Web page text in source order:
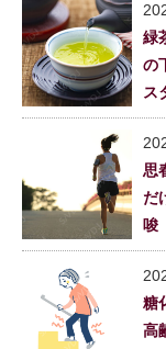
緑
の
ス
思
だ
唆
糖
高